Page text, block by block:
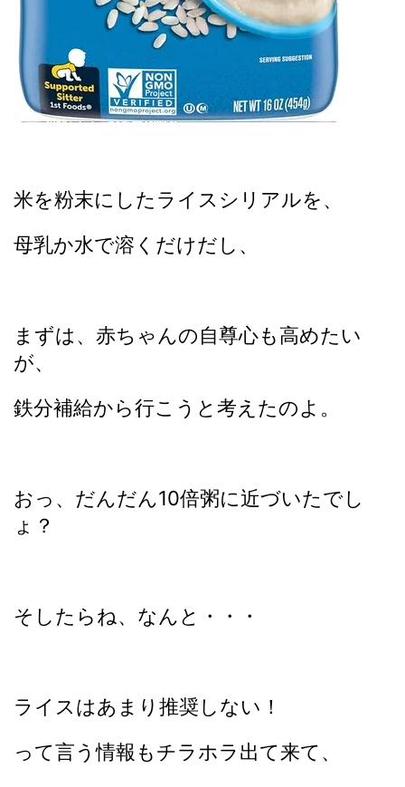
米を粉末にしたライスシリアルを、
母乳か水で溶くだけだし、
まずは、赤ちゃんの自尊心も高めたい
が、
鉄分補給から行こうと考えたのよ。
おっ、だんだん10倍粥に近づいたでし
ょ？
そしたらね、なんと・・・
ライスはあまり推奨しない！
って言う情報もチラホラ出て来て、